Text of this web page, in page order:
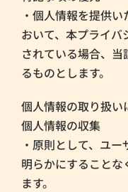
・個人情報を提供
おいて、本プライ
されている場合、
るものとします。
個人情報の取り扱い
個人情報の収集
・原則として、ユ
明らかにすること
ます。